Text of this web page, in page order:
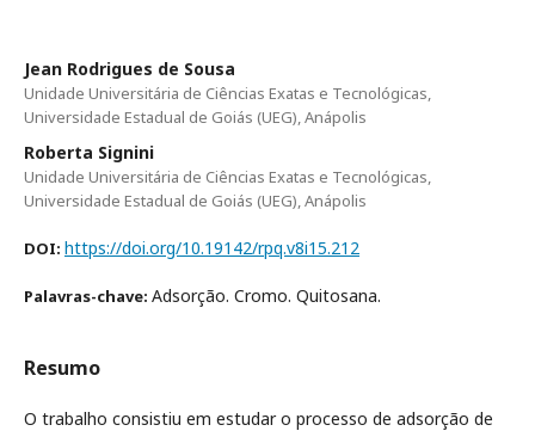
Jean Rodrigues de Sousa
Unidade Universitária de Ciências Exatas e Tecnológicas,
Universidade Estadual de Goiás (UEG), Anápolis
Roberta Signini
Unidade Universitária de Ciências Exatas e Tecnológicas,
Universidade Estadual de Goiás (UEG), Anápolis
DOI: https://doi.org/10.19142/rpq.v8i15.212
Palavras-chave: Adsorção. Cromo. Quitosana.
Resumo
O trabalho consistiu em estudar o processo de adsorção de